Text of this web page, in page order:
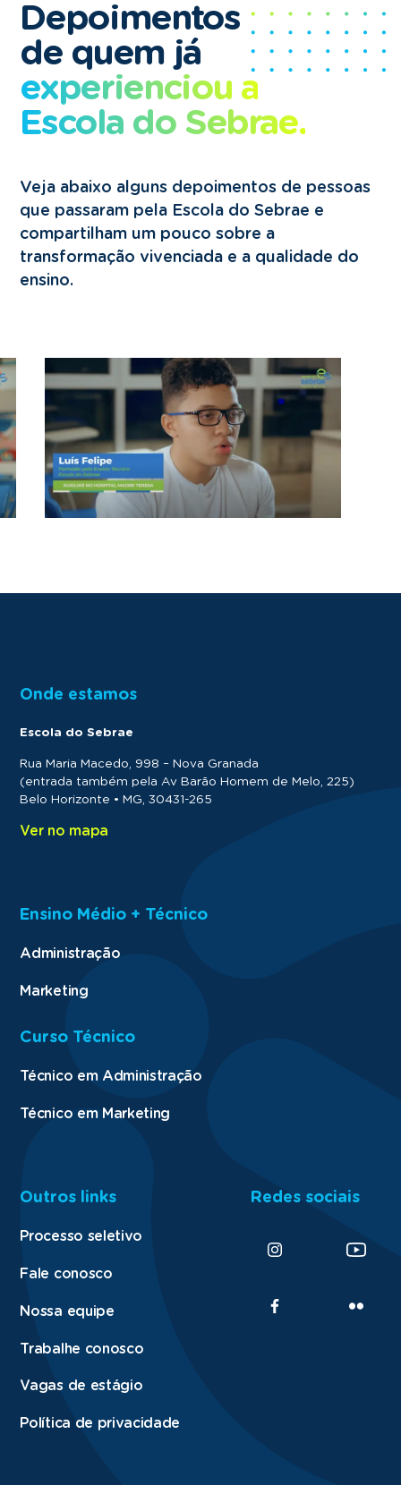
Depoimentos
de quem já
experienciou a
Escola do Sebrae.
Veja abaixo alguns depoimentos de pessoas
que passaram pela Escola do Sebrae e
compartilham um pouco sobre a
transformação vivenciada e a qualidade do
ensino.
Onde estamos
Escola do Sebrae
Rua Maria Macedo, 998 – Nova Granada
(entrada também pela Av Barão Homem de Melo, 225)
Belo Horizonte • MG, 30431-265
Ver no mapa
Ensino Médio + Técnico
Administração
Marketing
Curso Técnico
Técnico em Administração
Técnico em Marketing
Outros links
Processo seletivo
Fale conosco
Nossa equipe
Trabalhe conosco
Vagas de estágio
Política de privacidade
Redes sociais